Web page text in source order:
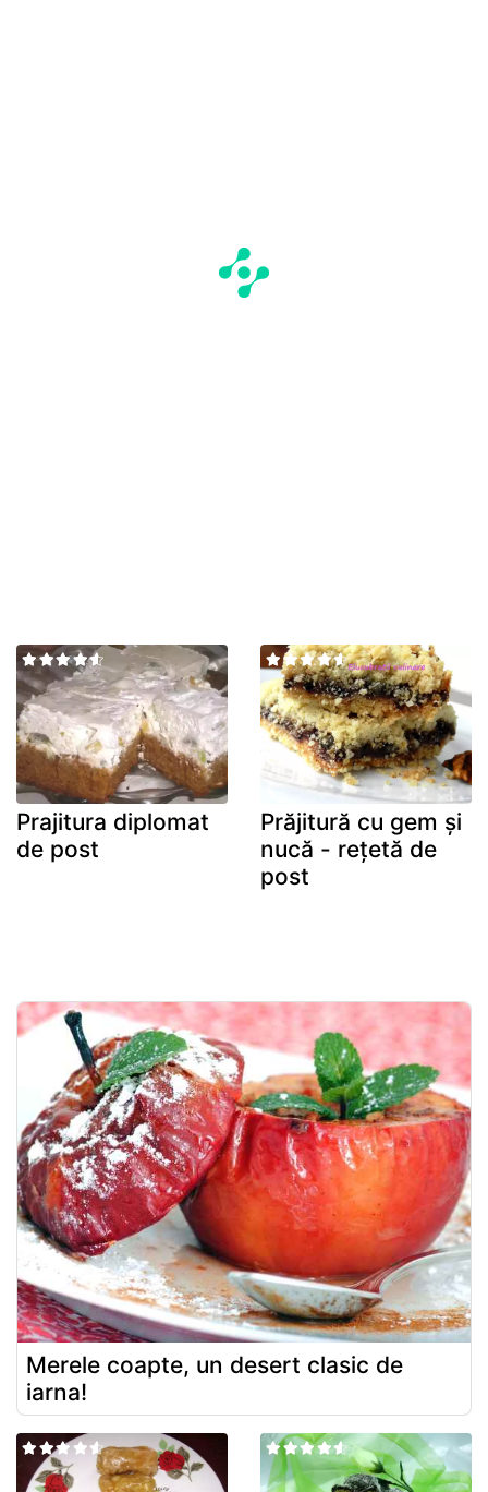
Prajitura diplomat
de post
Prăjitură cu gem și
nucă - rețetă de
post
Merele coapte, un desert clasic de
iarna!